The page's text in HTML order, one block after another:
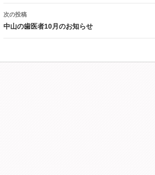
ー
シ
ョ
次の投稿
中山の歯医者10月のお知らせ
ら血が出る